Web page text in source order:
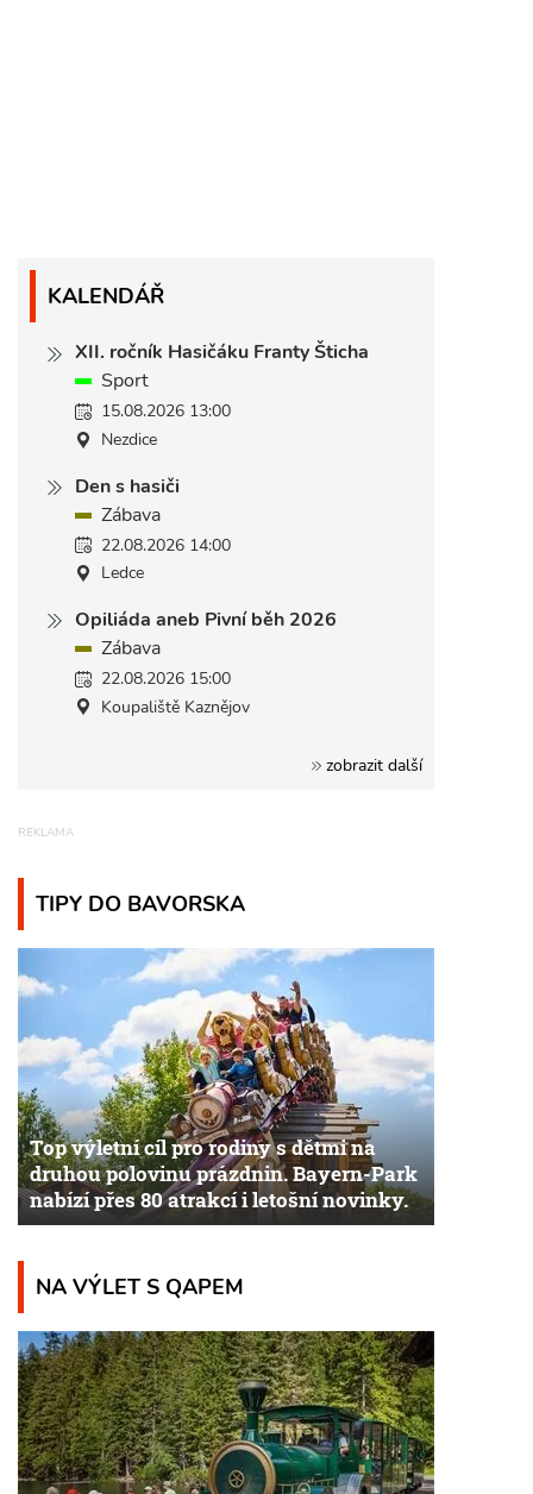
KALENDÁŘ
XII. ročník Hasičáku Franty Šticha
Sport
15.08.2026 13:00
Nezdice
Den s hasiči
Zábava
22.08.2026 14:00
Ledce
Opiliáda aneb Pivní běh 2026
Zábava
22.08.2026 15:00
Koupaliště Kaznějov
zobrazit další
TIPY DO BAVORSKA
Top výletní cíl pro rodiny s dětmi na
druhou polovinu prázdnin. Bayern-Park
nabízí přes 80 atrakcí i letošní novinky.
NA VÝLET S QAPEM